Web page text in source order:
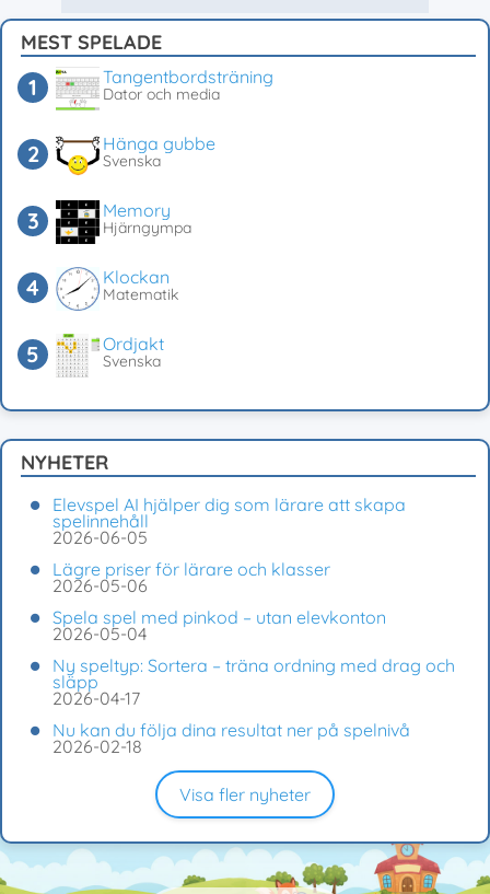
MEST SPELADE
Tangentbordsträning
Dator och media
Hänga gubbe
Svenska
Memory
Hjärngympa
Klockan
Matematik
Ordjakt
Svenska
NYHETER
Elevspel AI hjälper dig som lärare att skapa
spelinnehåll
2026-06-05
Lägre priser för lärare och klasser
2026-05-06
Spela spel med pinkod – utan elevkonton
2026-05-04
Ny speltyp: Sortera – träna ordning med drag och
släpp
2026-04-17
Nu kan du följa dina resultat ner på spelnivå
2026-02-18
Visa fler nyheter